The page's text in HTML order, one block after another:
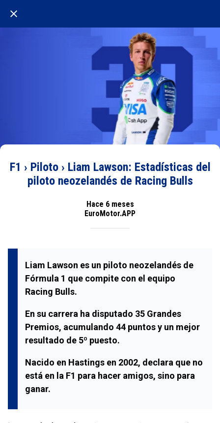
F1 › Piloto › Liam Lawson: Estadísticas del
piloto neozelandés de Racing Bulls
Hace 6 meses
EuroMotor.APP
Liam Lawson es un piloto neozelandés de
Fórmula 1 que compite con el equipo
Racing Bulls.
En su carrera ha disputado 35 Grandes
Premios, acumulando 44 puntos y un mejor
resultado de 5º puesto.
Nacido en Hastings en 2002, declara que no
está en la F1 para hacer amigos, sino para
ganar.